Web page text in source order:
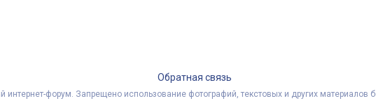
Обратная связь
интернет-форум. Запрещено использование фотографий, текстовых и других материалов